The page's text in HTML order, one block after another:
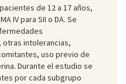
de 12 a 17 años,
IV para SII o DA. Se
intolerancias,
uso previo de
Durante el estudio se
por cada subgrupo